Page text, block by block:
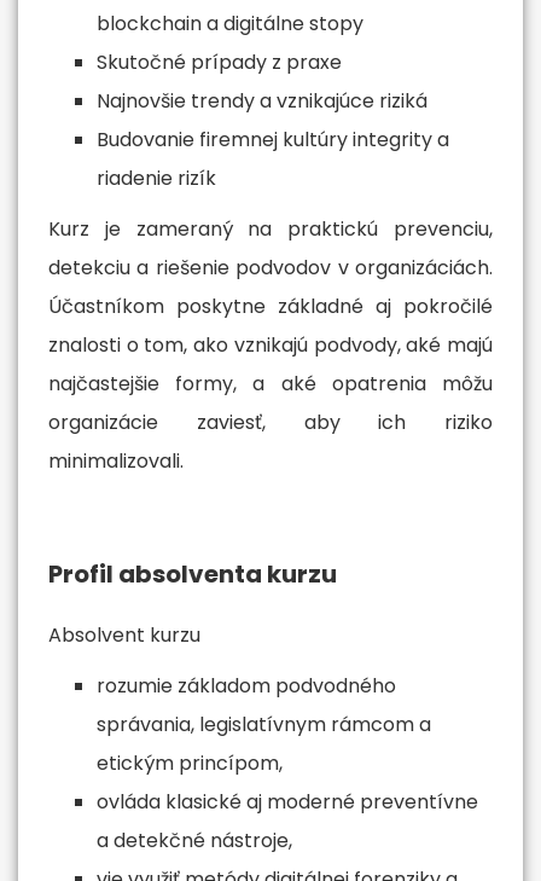
blockchain a digitálne stopy
Skutočné prípady z praxe
Najnovšie trendy a vznikajúce riziká
Budovanie firemnej kultúry integrity a
riadenie rizík
Kurz je zameraný na praktickú prevenciu,
detekciu a riešenie podvodov v organizáciách.
Účastníkom poskytne základné aj pokročilé
znalosti o tom, ako vznikajú podvody, aké majú
najčastejšie formy, a aké opatrenia môžu
organizácie zaviesť, aby ich riziko
minimalizovali.
Profil absolventa kurzu
Absolvent kurzu
rozumie základom podvodného
správania, legislatívnym rámcom a
etickým princípom,
ovláda klasické aj moderné preventívne
a detekčné nástroje,